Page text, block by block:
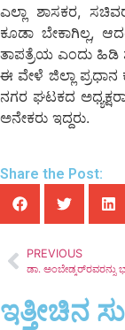
ಎಲ್ಲಾ ಶಾಸಕರ,
ಕೂಡಾ ಬೇಕಾಗಿಲ್ಲ,
ತಾಪತ್ರೆಯ ಎಂದು ಹಿಡಿ
ಈ ವೇಳೆ ಜಿಲ್ಲಾ
ನಗರ ಘಟಕದ
ಅನೇಕರು ಇದ್ದರು.
Share the Post:
PREVIOUS
ಇತ್ತೀಚಿನ